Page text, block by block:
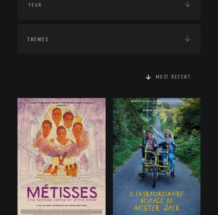
THEMES
MOST RECENT